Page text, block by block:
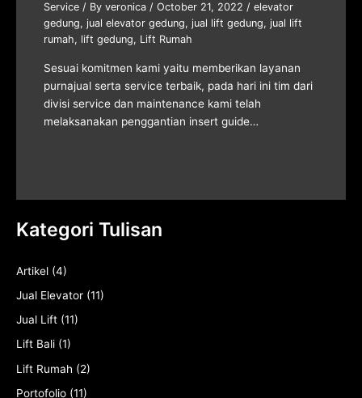
Service / Byveronica/October 21, 2022/elevator
gedung, jual elevator gedung, jual lift gedung, jual lift
rumah, lift gedung, Lift Rumah
Sesuai komitmen kami yaitu memberikan layanan
purnajual serta service terbaik, pada hari ini tim dari
divisi service dan maintenance kami telah
melaksanakan penggantian insert guide…
Kategori Tulisan
Artikel (4)
Jual Elevator (11)
Jual Lift (11)
Lift Bali (1)
Lift Rumah (2)
Portofolio (11)